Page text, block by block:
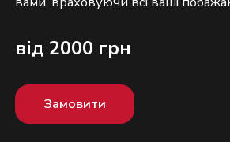
від 2000 грн
Замовити